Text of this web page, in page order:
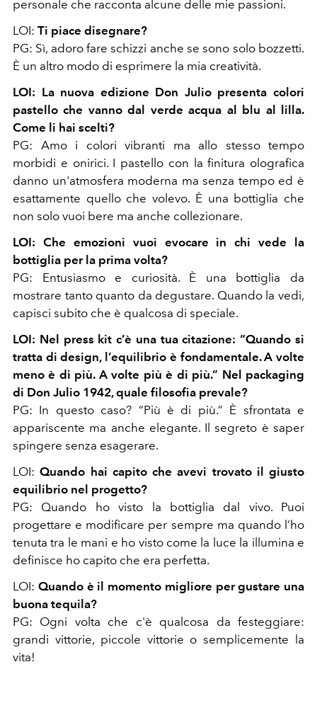
personale che racconta alcune delle mie passioni.
LOI: Ti piace disegnare?
PG: Sì, adoro fare schizzi anche se sono solo bozzetti.
È un altro modo di esprimere la mia creatività.
LOI: La nuova edizione Don Julio presenta colori
pastello che vanno dal verde acqua al blu al lilla.
Come li hai scelti?
PG: Amo i colori vibranti ma allo stesso tempo
morbidi e onirici. I pastello con la finitura olografica
danno un'atmosfera moderna ma senza tempo ed è
esattamente quello che volevo. È una bottiglia che
non solo vuoi bere ma anche collezionare.
LOI: Che emozioni vuoi evocare in chi vede la
bottiglia per la prima volta?
PG: Entusiasmo e curiosità. È una bottiglia da
mostrare tanto quanto da degustare. Quando la vedi,
capisci subito che è qualcosa di speciale.
LOI: Nel press kit c’è una tua citazione: “Quando si
tratta di design, l’equilibrio è fondamentale. A volte
meno è di più. A volte più è di più.” Nel packaging
di Don Julio 1942, quale filosofia prevale?
PG: In questo caso? “Più è di più.” È sfrontata e
appariscente ma anche elegante. Il segreto è saper
spingere senza esagerare.
LOI:Quando hai capito che avevi trovato il giusto
equilibrio nel progetto?
PG: Quando ho visto la bottiglia dal vivo. Puoi
progettare e modificare per sempre ma quando l’ho
tenuta tra le mani e ho visto come la luce la illumina e
definisce ho capito che era perfetta.
LOI: Quando è il momento migliore per gustare una
buona tequila?
PG: Ogni volta che c'è qualcosa da festeggiare:
grandi vittorie, piccole vittorie o semplicemente la
vita!